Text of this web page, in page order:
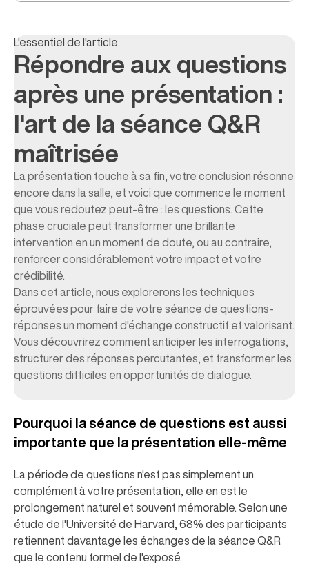
question
Exercices pratiques pour améliorer vos compétences en
Q&R
L'essentiel de l'article
Répondre aux questions
après une présentation :
l'art de la séance Q&R
maîtrisée
La présentation touche à sa fin, votre conclusion résonne
encore dans la salle, et voici que commence le moment
que vous redoutez peut-être : les questions. Cette
phase cruciale peut transformer une brillante
intervention en un moment de doute, ou au contraire,
renforcer considérablement votre impact et votre
crédibilité.
Dans cet article, nous explorerons les techniques
éprouvées pour faire de votre séance de questions-
réponses un moment d'échange constructif et valorisant.
Vous découvrirez comment anticiper les interrogations,
structurer des réponses percutantes, et transformer les
questions difficiles en opportunités de dialogue.
Pourquoi la séance de questions est aussi
importante que la présentation elle-même
La période de questions n'est pas simplement un
complément à votre présentation, elle en est le
prolongement naturel et souvent mémorable. Selon une
étude de l'Université de Harvard, 68% des participants
retiennent davantage les échanges de la séance Q&R
que le contenu formel de l'exposé.